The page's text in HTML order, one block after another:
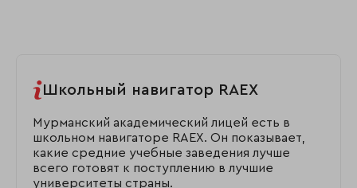
Школьный навигатор RAEX
Мурманский академический лицей есть в
школьном навигаторе RAEX. Он показывает,
какие средние учебные заведения лучше
всего готовят к поступлению в лучшие
университеты страны.